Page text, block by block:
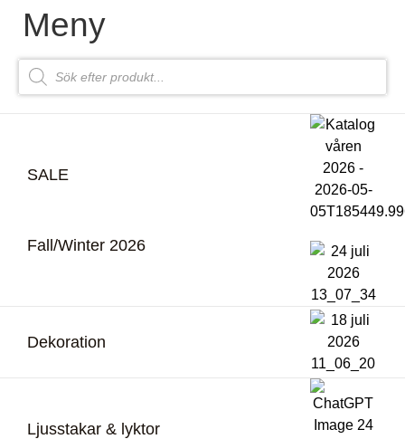
Meny
SALE
Fall/Winter 2026
Dekoration
Ljusstakar & lyktor